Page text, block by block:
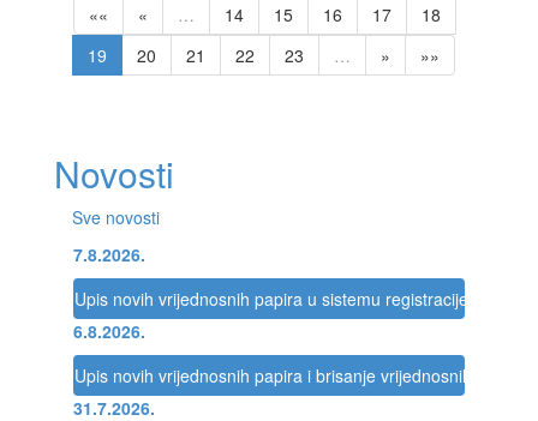
«« « … 14 15 16 17
18
19
20 21 22 23 … » »»
Novosti
Sve novosti
7.8.2026.
Upis novih vrijednosnih papira u sistemu registracije Registra
6.8.2026.
Upis novih vrijednosnih papira i brisanje vrijednosnih papira
31.7.2026.